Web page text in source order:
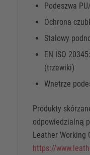
Podeszwa
Ochrona
Stalowy
EN ISO
(trzewiki)
Wnetrze
Produkty
odpowiedzialną
Leather Working
https://